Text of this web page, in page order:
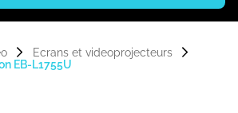
Ecrans et videoprojecteurs
EB-L1755U